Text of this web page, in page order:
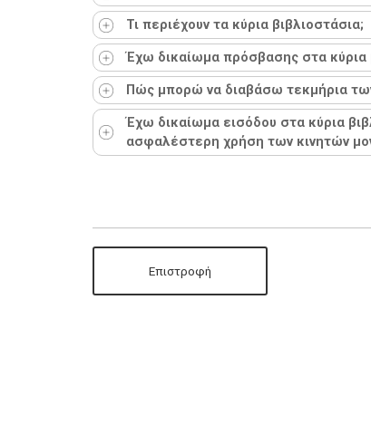
Τι περιέχουν τα κύρια βιβλιοστάσια;
Έχω δικαίωμα πρόσβασης στα κύρια
Πώς μπορώ να διαβάσω τεκμήρια
Έχω δικαίωμα εισόδου στα κύρια
ασφαλέστερη χρήση των κινητών
Επιστροφή